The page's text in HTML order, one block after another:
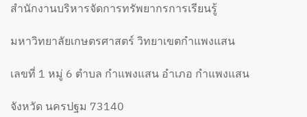
สำนักงานบริหารจัดการทรัพยากรการเรียนรู้
มหาวิทยาลัยเกษตรศาสตร์ วิทยาเขตกำแพงแสน
เลขที่ 1 หมู่ 6 ตำบล กำแพงแสน อำเภอ กำแพงแสน
จังหวัด นครปฐม 73140